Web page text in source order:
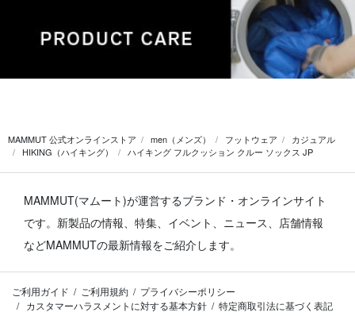
MAMMUT 公式オンラインストア men（メンズ） フットウェア
カジュアル
HIKING（ハイキング）
ハイキング フルクッション クルー ソックス JP
MAMMUT(マムート)が運営するブランド・オンラインサイト
です。 新製品の情報、特集、イベント、ニュース、店舗情報
などMAMMUTの最新情報をご紹介します。
ご利用ガイド ご利用規約
プライバシーポリシー
カスタマーハラスメントに対する基本方針
特定商取引法に基づく表記